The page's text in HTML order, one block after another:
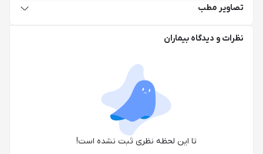
تصاویر مطب
نظرات و دیدگاه بیماران
تا این لحظه نظری ثبت نشده است!